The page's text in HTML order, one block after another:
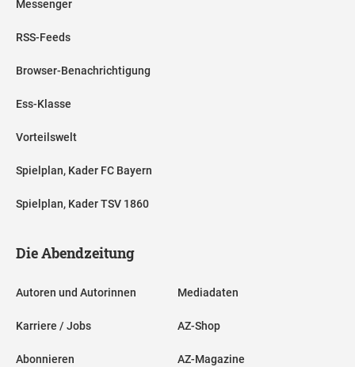
Messenger
RSS-Feeds
Browser-Benachrichtigung
Ess-Klasse
Vorteilswelt
Spielplan, Kader FC Bayern
Spielplan, Kader TSV 1860
Die Abendzeitung
Autoren und Autorinnen
Karriere / Jobs
Abonnieren
Mediadaten
AZ-Shop
AZ-Magazine